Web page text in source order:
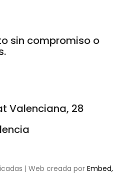
sin compromiso o
Valenciana, 28
| Web creada por Embed,